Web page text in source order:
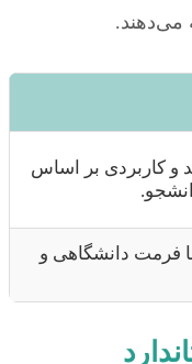
می‌دهند.
و کاربردی بر اساس
فرمت دانشگاهی و